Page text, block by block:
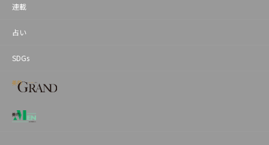
連載
占い
SDGs